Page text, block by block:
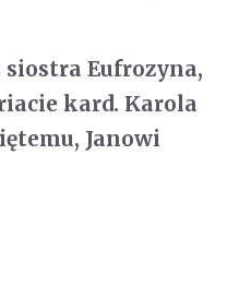
Eufrozyna,
kard. Karola
Janowi